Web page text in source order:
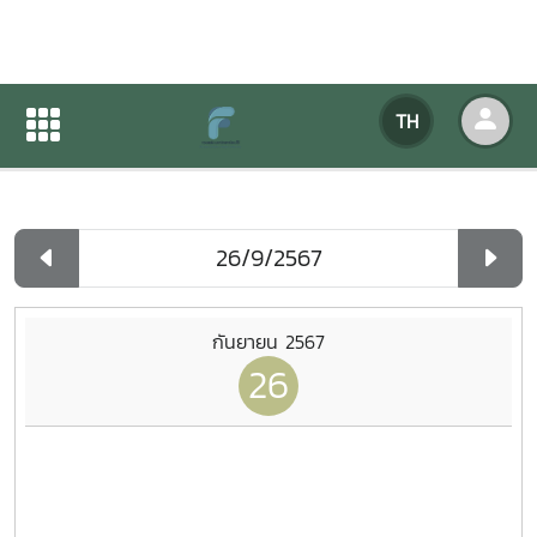
TH
ปฏิทินกิจกรรมของหน่วยงาน
ปฏิทินกิจกรรมของหน่วยงาน
กันยายน 2567
26